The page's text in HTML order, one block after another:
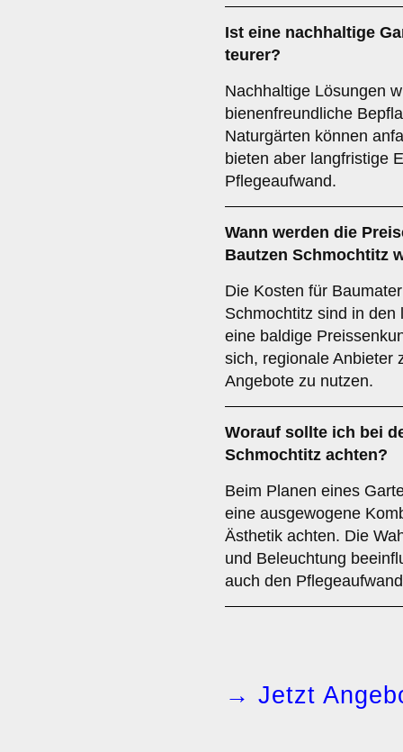
Ist eine nachhaltige
teurer?
Nachhaltige Lösungen
bienenfreundliche
Naturgärten können
bieten aber langfristige
Pflegeaufwand.
Wann werden die
Bautzen Schmochtitz
Die Kosten für
Schmochtitz sind in
eine baldige
sich, regionale Anbieter
Angebote zu nutzen.
Worauf sollte ich bei
Schmochtitz achten?
Beim Planen eines
eine ausgewogene
Ästhetik achten. Die
und Beleuchtung
auch den
→ Jetzt